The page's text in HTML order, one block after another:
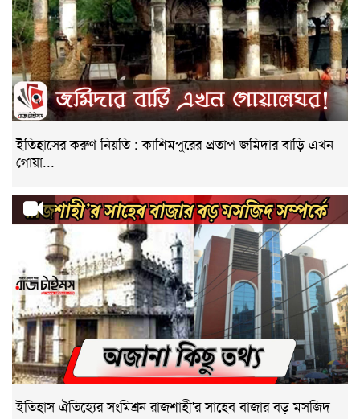
ইতিহাসের করুণ নিয়তি : কাশিমপুরের প্রতাপ জমিদার বাড়ি এখন
গোয়া...
ইতিহাস ঐতিহ্যের সংমিশ্রন রাজশাহী'র সাহেব বাজার বড় মসজিদ